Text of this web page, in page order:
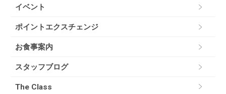
イベント
ポイントエクスチェンジ
お食事案内
スタッフブログ
The Class